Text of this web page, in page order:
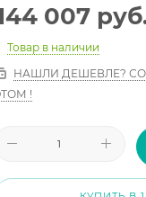
007
Товар в наличии
НАШЛИ ДЕШЕВЛЕ?
!